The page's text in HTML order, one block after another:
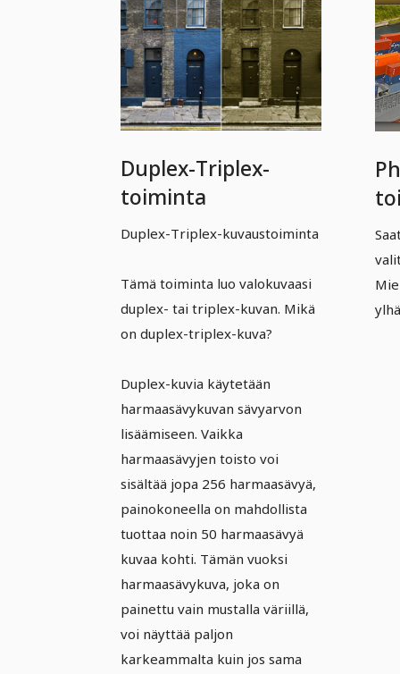
Duplex-Triplex-
toiminta
Duplex-Triplex-kuvaustoiminta
Tämä toiminta luo valokuvaasi
duplex- tai triplex-kuvan. Mikä
on duplex-triplex-kuva?
Duplex-kuvia käytetään
harmaasävykuvan sävyarvon
lisäämiseen. Vaikka
harmaasävyjen toisto voi
sisältää jopa 256 harmaasävyä,
painokoneella on mahdollista
tuottaa noin 50 harmaasävyä
kuvaa kohti. Tämän vuoksi
harmaasävykuva, joka on
painettu vain mustalla väriillä,
voi näyttää paljon
karkeammalta kuin jos sama